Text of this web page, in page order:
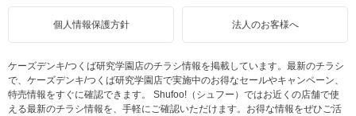
個人情報保護方針 法人のお客様へ
ケーズデンキ/つくば研究学園店のチラシ情報を掲載しています。最新のチラシ
で、ケーズデンキ/つくば研究学園店で実施中のお得なセールやキャンペーン、
特売情報をすぐに確認できます。 Shufoo!（シュフー）ではお近くの店舗で使
える最新のチラシ情報を、手軽にご確認いただけます。お得な情報をぜひご活